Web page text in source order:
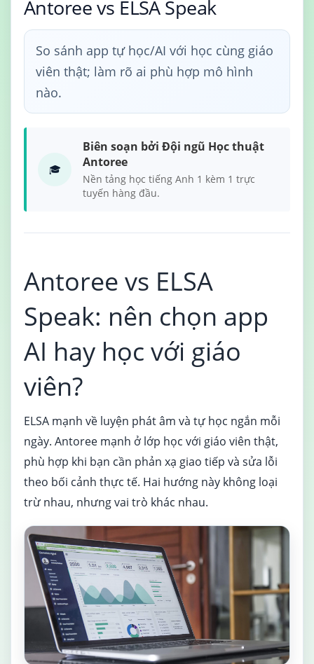
Antoree vs ELSA Speak
So sánh app tự học/AI với học cùng giáo
viên thật; làm rõ ai phù hợp mô hình
nào.
🎓
Biên soạn bởi Đội ngũ Học thuật
Antoree
Nền tảng học tiếng Anh 1 kèm 1 trực
tuyến hàng đầu.
Antoree vs ELSA
Speak: nên chọn app
AI hay học với giáo
viên?
ELSA mạnh về luyện phát âm và tự học ngắn mỗi
ngày. Antoree mạnh ở lớp học với giáo viên thật,
phù hợp khi bạn cần phản xạ giao tiếp và sửa lỗi
theo bối cảnh thực tế. Hai hướng này không loại
trừ nhau, nhưng vai trò khác nhau.